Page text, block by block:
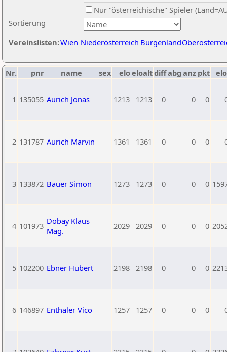
Sortierung
Nur "österreichische" Spieler
Vereinslisten:Wien Niederösterreich Burgenland
Nr. pnr name sex eloeloaltdiffabg anz pkt
1 135055 Aurich Jonas 1213 1213 0 0 0
2 131787 Aurich Marvin 1361 1361 0 0 0
3 133872 Bauer Simon 1273 1273 0 0 0
4 101973 Dobay Klaus
Mag.
2029 2029 0 0 0
5 102200 Ebner Hubert 2198 2198 0 0 0
6 146897 Enthaler Vico 1257 1257 0 0 0